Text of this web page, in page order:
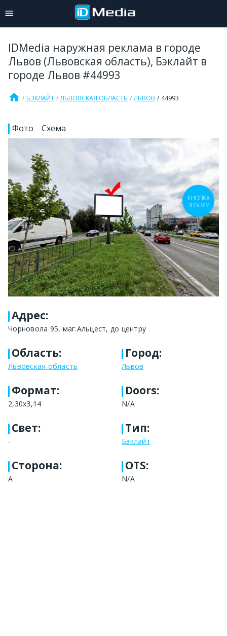
IDMedia наружная реклама в городе
Львов (Львовская область), Бэклайт в
городе Львов #44993
home БЭКЛАЙТ ЛЬВОВСКАЯ ОБЛАСТЬ ЛЬВОВ 44993
Фото Схема
Адрес:
Чорновола 95, маг.Альцест, до центру
Область:
Львовская область
Город:
Львов
Формат:
2,30х3,14
Doors:
N/A
Свет:
-
Тип:
Бэклайт
Сторона:
A
OTS:
N/A
КНОПКА
ЗВ'ЯЗКУ